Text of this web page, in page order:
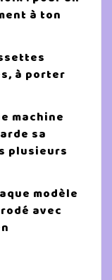
à ton
à porter
machine
sa
plusieurs
modèle
avec